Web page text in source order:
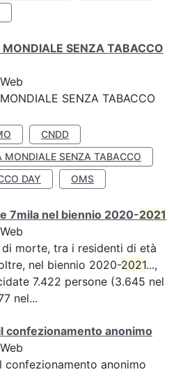
SENZA TABACCO
SENZA TABACCO
CNDD
MONDIALE SENZA TABACCO
DAY
OMS
7mila nel biennio 2020-2021
di morte, tra i residenti di età
nel biennio 2020-2021...,
7.422 persone (3.645 nel
nel...
confezionamento anonimo
confezionamento anonimo